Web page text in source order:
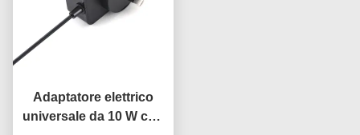
Adaptatore elettrico
universale da 10 W con